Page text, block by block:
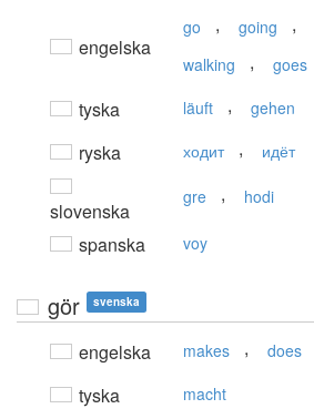
engelska
go , going ,
walking , goes
tyska läuft , gehen
ryska ходит , идёт
slovenska
gre , hodi
spanska voy
gör svenska
engelska makes , does
tyska macht